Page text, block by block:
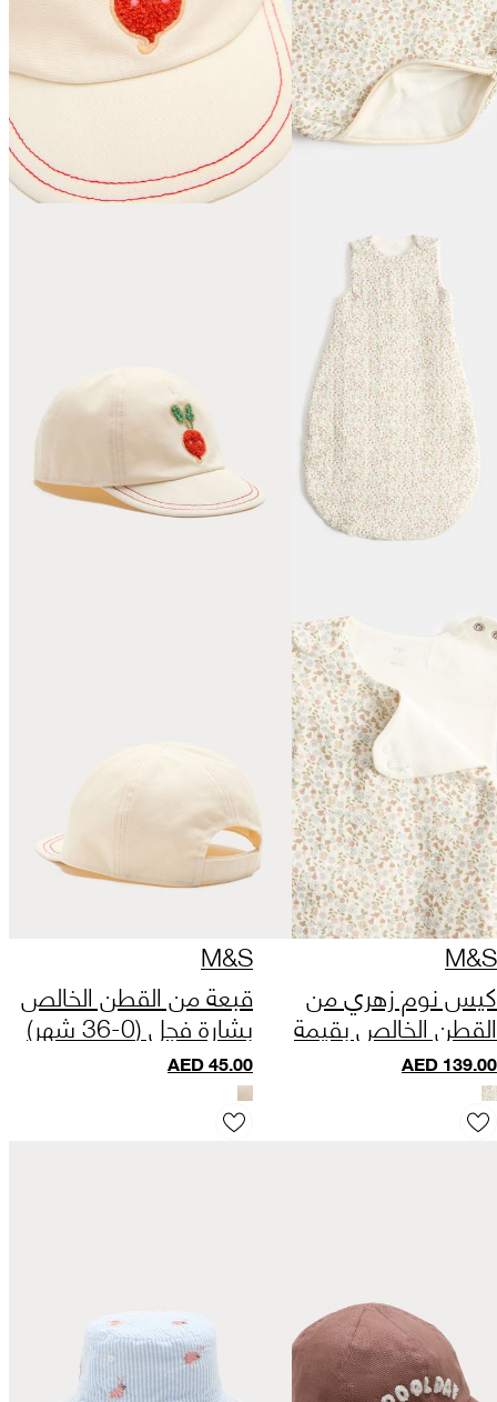
M&S
كيس نوم زهري من
القطن الخالص بقيمة
توغ 2.5 (من 0 إلى 3
سنوات)
AED139.00
M&S
قبعة من القطن الخالص
بشارة فجل (0-36 شهر)
AED45.00